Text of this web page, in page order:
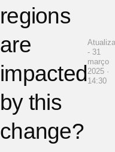
regions
are
impacted
by this
change?
- 31
março
2025 ·
14:30